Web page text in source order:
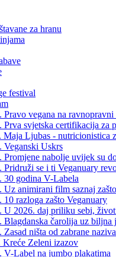
za hranu
festival
Pravo vegana na
Prva svjetska certifikacija za
Maja Ljubas - nutricionistica
Veganski Uskrs
Promjene nabolje uvijek su
Pridruži se i ti Veganuary
30 godina V-Labela
Uz animirani film saznaj
10 razloga zašto Veganuary
U 2026. daj priliku sebi,
Blagdanska čarolija uz biljna
Zasad ništa od zabrane
Kreće Zeleni izazov
V-Label na jumbo plakatima